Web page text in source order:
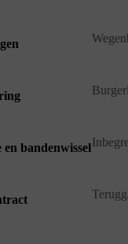
bandenwissel